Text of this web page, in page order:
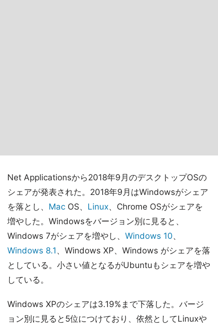
Net Applicationsから2018年9月のデスクトップOSの
シェアが発表された。2018年9月はWindowsがシェア
を落とし、 Mac OS、 Linux、Chrome OSがシェアを
増やした。Windowsをバージョン別に見ると、
Windows 7がシェアを増やし、 Windows 10、
Windows 8.1 、Windows XP、Windows がシェアを落
としている。小さい値となるがUbuntuもシェアを増や
している。
Windows XPのシェアは3.19%まで下落した。バージ
ョン別に見ると5位につけており、依然としてLinuxや